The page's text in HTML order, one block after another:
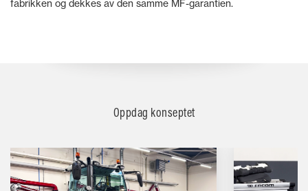
fabrikken og dekkes av den samme MF-garantien.
Oppdag konseptet